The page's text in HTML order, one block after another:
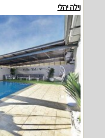
וילה יהלי